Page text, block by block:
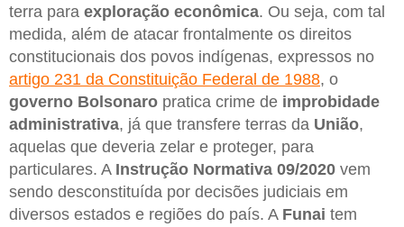
terra para exploração econômica. Ou seja, com tal
medida, além de atacar frontalmente os direitos
constitucionais dos povos indígenas, expressos no
artigo 231 da Constituição Federal de 1988, o
governo Bolsonaro pratica crime de improbidade
administrativa, já que transfere terras da União,
aquelas que deveria zelar e proteger, para
particulares. A Instrução Normativa 09/2020 vem
sendo desconstituída por decisões judiciais em
diversos estados e regiões do país. A Funai tem